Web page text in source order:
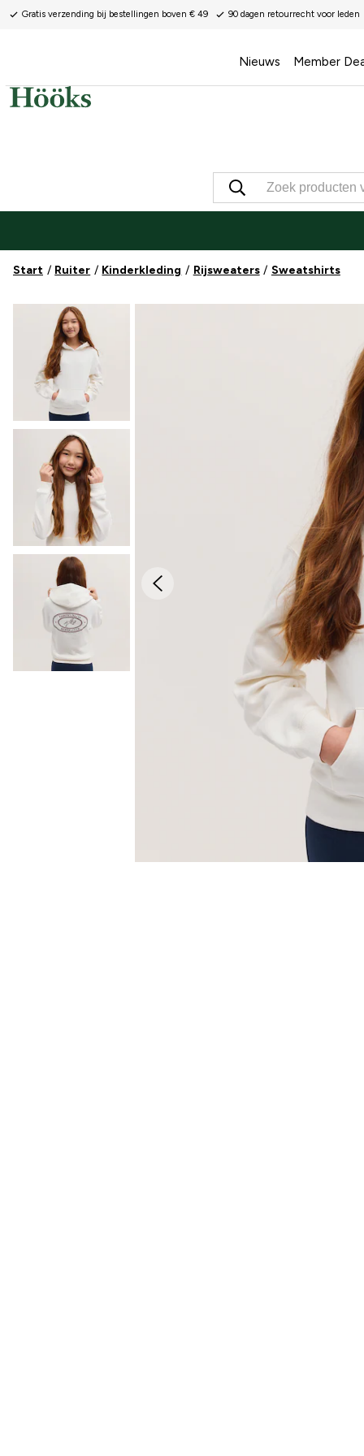
Gratis verzending bij bestellingen boven € 49 90 dagen retourrecht voor leden
Nieuws Member
Start Ruiter Kinderkleding Rijsweaters Sweatshirts